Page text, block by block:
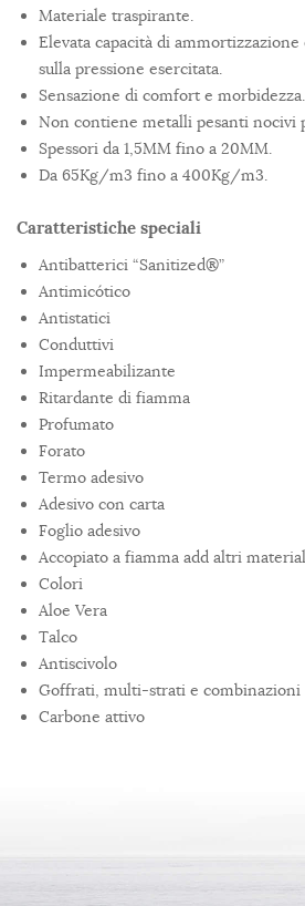
Materiale traspirante.
Elevata capacità di
sulla pressione esercitata.
Sensazione di comfort e morbidezza.
Non contiene metalli pesanti nocivi
Spessori da 1,5MM fino a 20MM.
Da 65Kg/m3 fino a 400Kg/m3.
Caratteristiche speciali
Antibatterici “Sanitized®”
Antimicótico
Antistatici
Conduttivi
Impermeabilizante
Ritardante di fiamma
Profumato
Forato
Termo adesivo
Adesivo con carta
Foglio adesivo
Accopiato a fiamma add altri
Colori
Aloe Vera
Talco
Antiscivolo
Goffrati, multi-strati e combinazioni
Carbone attivo